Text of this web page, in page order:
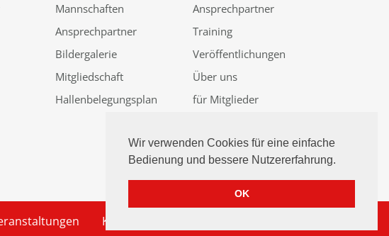
Wir verwenden Cookies für eine einfache
Bedienung und bessere Nutzererfahrung.
OK
Mannschaften
Ansprechpartner
Bildergalerie
Mitgliedschaft
Hallenbelegungsplan
Ansprechpartner
Training
Veröffentlichungen
Über uns
für Mitglieder
Kontakt